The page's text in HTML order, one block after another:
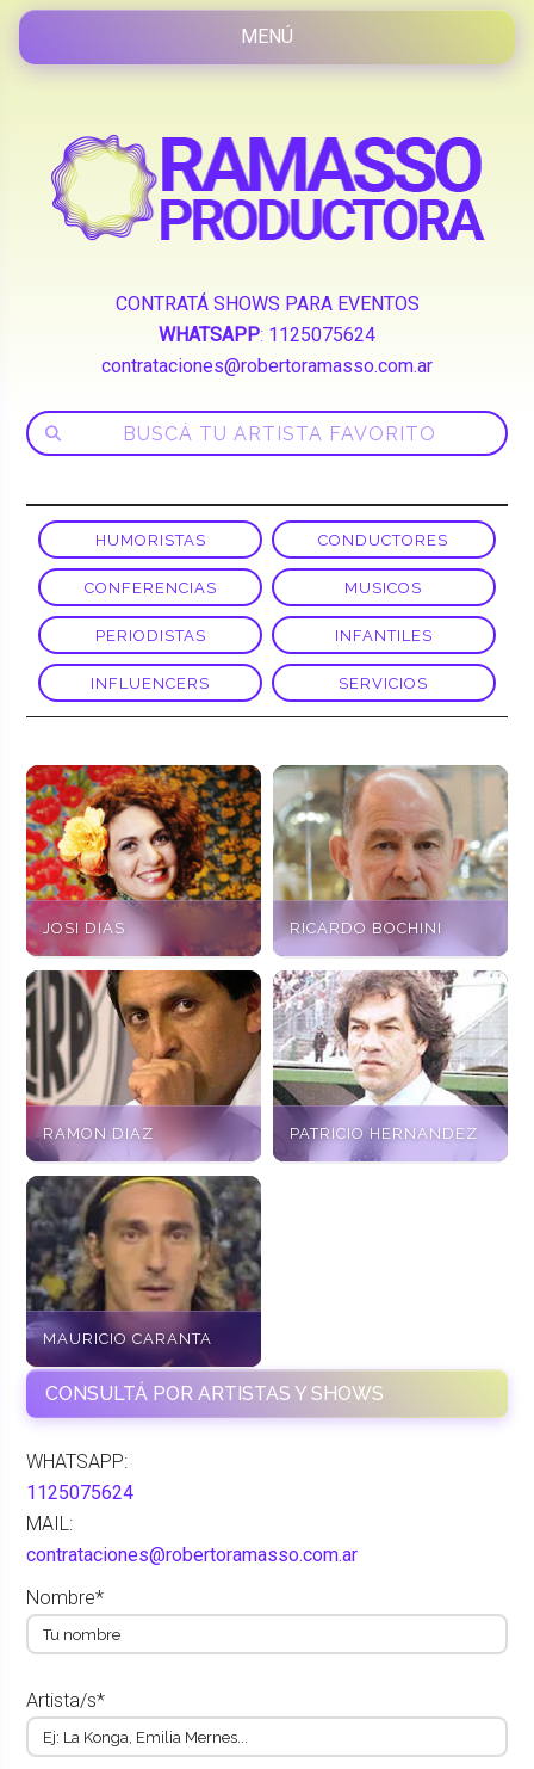
CONTRATÁ SHOWS PARA EVENTOS
WHATSAPP: 1125075624
contrataciones@robertoramasso.com.ar
HUMORISTAS CONDUCTORES
CONFERENCIAS MUSICOS
PERIODISTAS INFANTILES
INFLUENCERS SERVICIOS
JOSI DIAS RICARDO BOCHINI
RAMON DIAZ PATRICIO HERNANDEZ
MAURICIO CARANTA
CONSULTÁ POR ARTISTAS Y SHOWS
WHATSAPP:
1125075624
MAIL:
contrataciones@robertoramasso.com.ar
Nombre*
Artista/s*